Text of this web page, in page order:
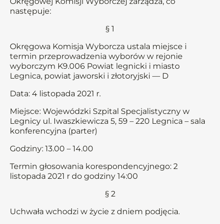
następuje:
§ 1
Okręgowa Komisja Wyborcza ustala miejsce i
termin przeprowadzenia wyborów w rejonie
wyborczym K9.006 Powiat legnicki i miasto
Legnica, powiat jaworski i złotoryjski –– D
Data: 4 listopada 2021 r.
Miejsce: Wojewódzki Szpital Specjalistyczny w
Legnicy ul. Iwaszkiewicza 5, 59 – 220 Legnica – sala
konferencyjna (parter)
Godziny: 13.00 – 14.00
Termin głosowania korespondencyjnego: 2
listopada 2021 r do godziny 14:00
§ 2
Uchwała wchodzi w życie z dniem podjęcia.